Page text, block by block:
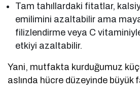
Tam tahıllardaki fitatlar,
emilimini azaltabilir ama
filizlendirme veya C
etkiyi azaltabilir.
Yani, mutfakta kurduğumuz
aslında hücre düzeyinde büyük